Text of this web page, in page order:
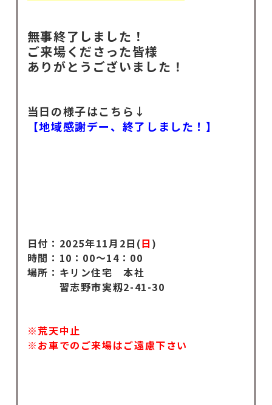
無事終了しました！
ご来場くださった皆様
ありがとうございました！
当日の様子はこちら↓
【地域感謝デー、終了しました！】
日付：2025年11月2日(日 )
時間：10：00～14：00
場所：キリン住宅 本社
習志野市実籾2-41-30
※荒天中止
※お車でのご来場はご遠慮下さい